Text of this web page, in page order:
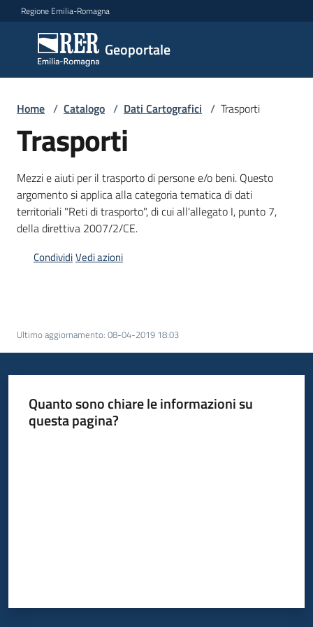
Vai al contenuto
Vai alla navigazione
Vai al footer
Regione Emilia-Romagna
Geoportale
Geoportale
Catalogo
servizi
metadati
Visualizza
Scarica
i
dati
Approfondimenti
Home / Catalogo / Dati Cartografici / Trasporti
Trasporti
Mezzi e aiuti per il trasporto di persone e/o beni. Questo
argomento si applica alla categoria tematica di dati
territoriali "Reti di trasporto", di cui all'allegato I, punto 7,
della direttiva 2007/2/CE.
CondividiVedi azioni
Ultimo aggiornamento: 08-04-2019 18:03
Quanto sono chiare le informazioni su
questa pagina?